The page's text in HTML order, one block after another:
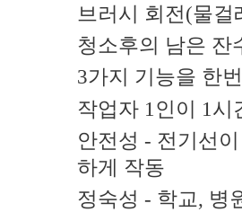
브러시 회전(물걸
청소후의 남은 잔
3가지 기능을 한
작업자 1 인이 1 시
안전성 - 전기선
하게 작동
정숙성 - 학교, 병